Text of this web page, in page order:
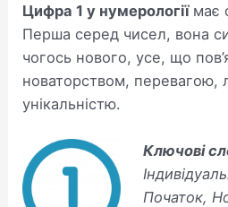
Цифра 1 у нумерологіїмає
Перша серед чисел, вона
чогось нового, усе, що
новаторством, перевагою,
унікальністю.
Ключові
Початок,